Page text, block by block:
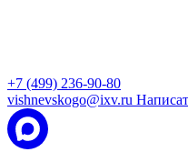
+7 (499) 236-90-80
vishnevskogo@ixv.ru